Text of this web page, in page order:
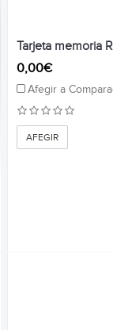
Tarjeta memoria
0,00€
Afegir a
AFEGIR